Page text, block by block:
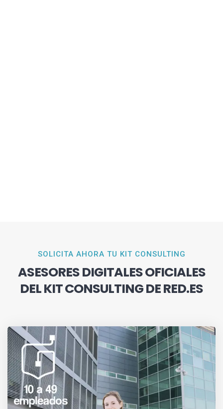
SOLICITA AHORA TU KIT CONSULTING
ASESORES DIGITALES OFICIALES
DEL KIT CONSULTING DE RED.ES